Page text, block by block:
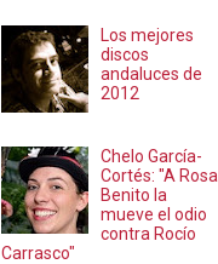
Los mejores
discos
andaluces de
2012
Chelo García-
Cortés: "A Rosa
Benito la
mueve el odio
contra Rocío
Carrasco"